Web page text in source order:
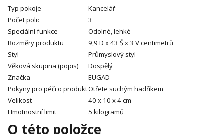
Typ pokoje
Kancelář
Počet polic
3
Speciální funkce
Odolné, lehké
Rozměry produktu
9,9 D x 43 Š x 3 V centimetrů
Styl
Průmyslový styl
Věková skupina (popis)
Dospělý
Značka
EUGAD
Pokyny pro péči o produktOtřete suchým hadříkem
Velikost
40 x 10 x 4 cm
Hmotnostní limit
5 kilogramů
O této položce